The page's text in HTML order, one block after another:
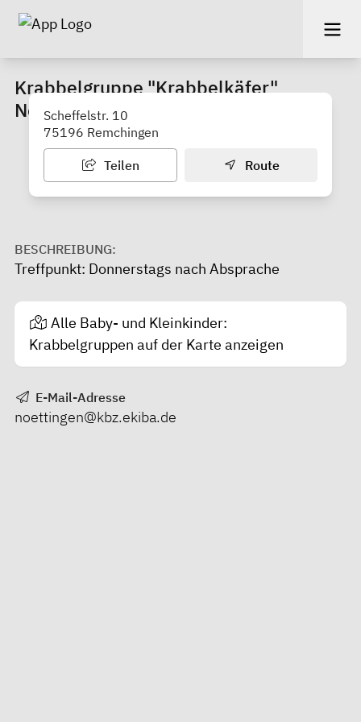
Krabbelgruppe "Krabbelkäfer"
Nöttingen
Scheffelstr. 10
75196 Remchingen
Teilen Route
BESCHREIBUNG:
Treffpunkt: Donnerstags nach Absprache
Alle Baby- und Kleinkinder:
Krabbelgruppen auf der Karte anzeigen
E-Mail-Adresse
noettingen@kbz.ekiba.de